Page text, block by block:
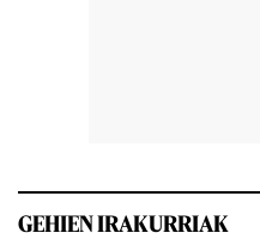
GEHIEN IRAKURRIAK